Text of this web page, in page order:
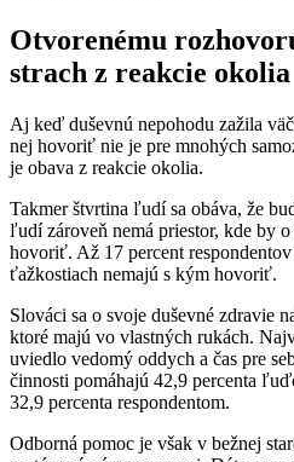
Otvorenému
strach z reakcie okolia
Aj keď duševnú nepohodu zažila
nej hovoriť nie je pre mnohých
je obava z reakcie okolia.
Takmer štvrtina ľudí sa obáva, že
ľudí zároveň nemá priestor, kde by
hovoriť. Až 17 percent
ťažkostiach nemajú s kým hovoriť.
Slováci sa o svoje duševné zdravie
ktoré majú vo vlastných rukách.
uviedlo vedomý oddych a čas pre
činnosti pomáhajú 42,9 percenta
32,9 percenta respondentom.
Odborná pomoc je však v bežnej